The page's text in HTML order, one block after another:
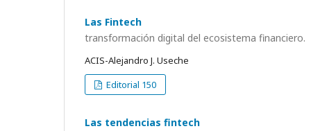
Las Fintech
transformación digital del ecosistema financiero.
ACIS-Alejandro J. Useche
Editorial 150
Las tendencias fintech